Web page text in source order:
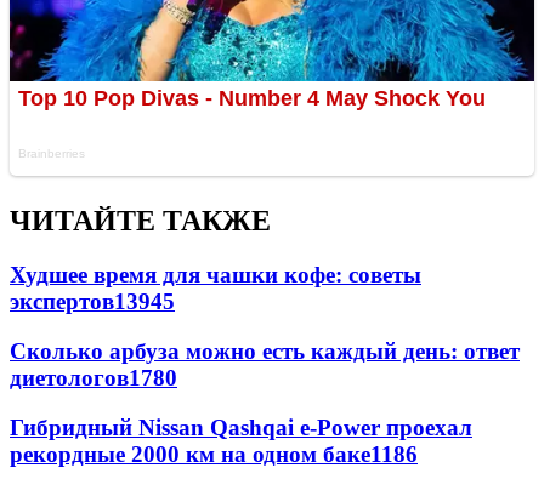
ЧИТАЙТЕ ТАКЖЕ
Худшее время для чашки кофе: советы
экспертов13945
Сколько арбуза можно есть каждый день: ответ
диетологов1780
Гибридный Nissan Qashqai e-Power проехал
рекордные 2000 км на одном баке1186